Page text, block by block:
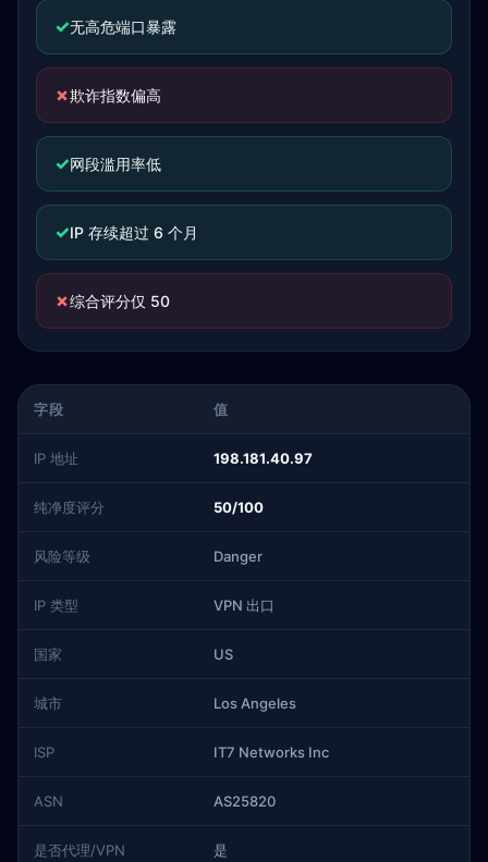
✓无高危端口暴露
✗欺诈指数偏高
✓网段滥用率低
✓IP 存续超过 6 个月
✗综合评分仅 50
字段 值
IP 地址 198.181.40.97
纯净度评分 50/100
风险等级 Danger
IP 类型 VPN 出口
国家 US
城市 Los Angeles
ISP IT7 Networks Inc
ASN AS25820
是否代理/VPN 是